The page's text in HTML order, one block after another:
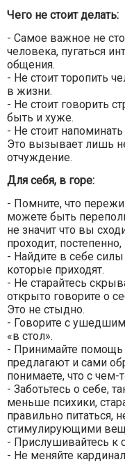
Чего не стоит делать:
- Самое важное не
человека, пугаться
общения.
- Не стоит торопить
в жизни.
- Не стоит говорить
быть и хуже.
- Не стоит
Это вызывает лишь
отчуждение.
Для себя, в горе:
- Помните, что
можете быть
не значит что вы
проходит,
- Найдите в себе
которые приходят.
- Не старайтесь
открыто говорите о
Это не стыдно.
- Говорите с
«в стол».
- Принимайте помощь
предлагают и сами
понимаете, что с чем-
- Заботьтесь о себе,
меньше психики,
правильно питаться,
стимулирующими
- Прислушивайтесь к
- Не меняйте